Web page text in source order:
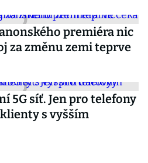
premiéra nic
za změnu zemi teprve
5G síť. Jen pro telefony
s vyšším